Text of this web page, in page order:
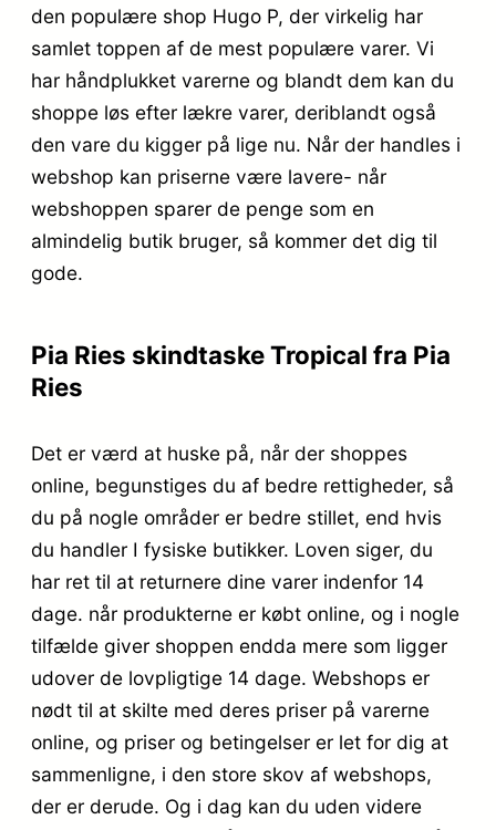
den populære shop Hugo P, der virkelig har
samlet toppen af de mest populære varer. Vi
har håndplukket varerne og blandt dem kan du
shoppe løs efter lækre varer, deriblandt også
den vare du kigger på lige nu. Når der handles i
webshop kan priserne være lavere- når
webshoppen sparer de penge som en
almindelig butik bruger, så kommer det dig til
gode.
Pia Ries skindtaske Tropical fra Pia
Ries
Det er værd at huske på, når der shoppes
online, begunstiges du af bedre rettigheder, så
du på nogle områder er bedre stillet, end hvis
du handler I fysiske butikker. Loven siger, du
har ret til at returnere dine varer indenfor 14
dage. når produkterne er købt online, og i nogle
tilfælde giver shoppen endda mere som ligger
udover de lovpligtige 14 dage. Webshops er
nødt til at skilte med deres priser på varerne
online, og priser og betingelser er let for dig at
sammenligne, i den store skov af webshops,
der er derude. Og i dag kan du uden videre